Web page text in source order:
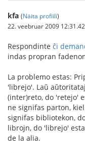
kfa (Näita profiili)
22. veebruar 2009 12:31.42
Respondinte ĉi
indas propran
La problemo estas:
'librejo'. Laŭ
(inter)reto, do 'retejo'
ne signifas parton,
signifas bibliotekon,
librojn, do 'librejo'
de la alia.